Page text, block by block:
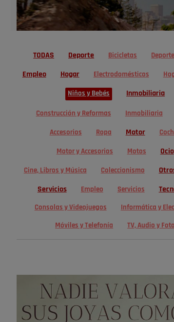
TODAS Deporte Bicicletas
Empleo Hogar Electrodomésticos
Niños y Bebés Inmobiliaria
Construcción y Reformas Inmobiliaria
Accesorios Ropa Motor
Motor y Accesorios Motos Ocio
Cine, Libros y Música Coleccionismo
Servicios Empleo Servicios
Consolas y Videojuegos Informática y
Móviles y Telefonía TV, Audio y Foto